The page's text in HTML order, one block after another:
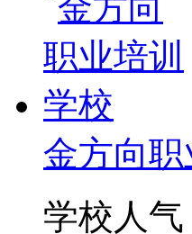
金方向
学校人气